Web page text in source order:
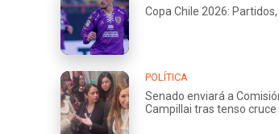
Copa Chile 2026:
POLÍTICA
Senado enviará a
Campillai tras tenso